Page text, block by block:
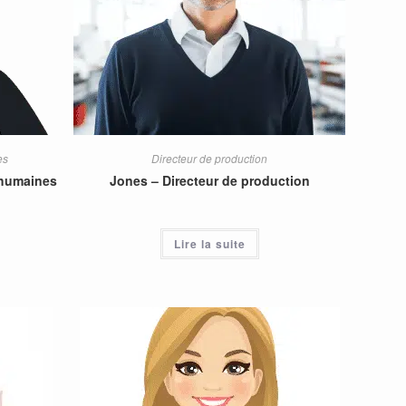
Directeur de production
Jones – Directeur de production
Lire la suite